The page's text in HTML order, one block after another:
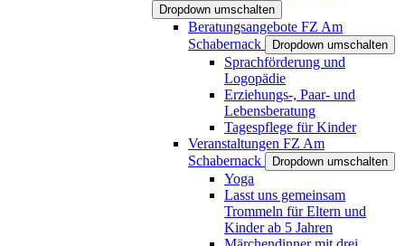
Dropdown umschalten
Beratungsangebote FZ Am
Schabernack
Dropdown umschalten
Sprachförderung und
Logopädie
Erziehungs-, Paar- und
Lebensberatung
Tagespflege für Kinder
Veranstaltungen FZ Am
Schabernack
Dropdown umschalten
Yoga
Lasst uns gemeinsam
Trommeln für Eltern und
Kinder ab 5 Jahren